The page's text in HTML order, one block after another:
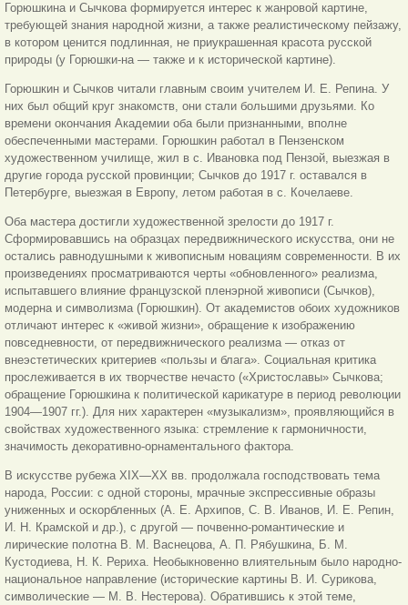
Горюшкина и Сычкова формируется интерес к жанровой картине,
требующей знания народной жизни, а также реалистическому пейзажу,
в котором ценится подлинная, не приукрашенная красота русской
природы (у Горюшки-на — также и к исторической картине).
Горюшкин и Сычков читали главным своим учителем И. Е. Репина. У
них был общий круг знакомств, они стали большими друзьями. Ко
времени окончания Академии оба были признанными, вполне
обеспеченными мастерами. Горюшкин работал в Пензенском
художественном училище, жил в с. Ивановка под Пензой, выезжая в
другие города русской провинции; Сычков до 1917 г. оставался в
Петербурге, выезжая в Европу, летом работая в с. Кочелаеве.
Оба мастера достигли художественной зрелости до 1917 г.
Сформировавшись на образцах передвижнического искусства, они не
остались равнодушными к живописным новациям современности. В их
произведениях просматриваются черты «обновленного» реализма,
испытавшего влияние французской пленэрной живописи (Сычков),
модерна и символизма (Горюшкин). От академистов обоих художников
отличают интерес к «живой жизни», обращение к изображению
повседневности, от передвижнического реализма — отказ от
внеэстетических критериев «пользы и блага». Социальная критика
прослеживается в их творчестве нечасто («Христославы» Сычкова;
обращение Горюшкина к политической карикатуре в период революции
1904—1907 гг.). Для них характерен «музыкализм», проявляющийся в
свойствах художественного языка: стремление к гармоничности,
значимость декоративно-орнаментального фактора.
В искусстве рубежа XIX—XX вв. продолжала господствовать тема
народа, России: с одной стороны, мрачные экспрессивные образы
униженных и оскорбленных (А. Е. Архипов, С. В. Иванов, И. Е. Репин,
И. Н. Крамской и др.), с другой — почвенно-романтические и
лирические полотна В. М. Васнецова, А. П. Рябушкина, Б. М.
Кустодиева, Н. К. Рериха. Необыкновенно влиятельным было народно-
национальное направление (исторические картины В. И. Сурикова,
символические — М. В. Нестерова). Обратившись к этой теме,